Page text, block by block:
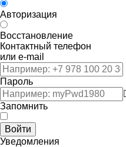
Авторизация
Восстановление
Контактный телефон
или e-mail
Пароль
Запомнить
Войти
Уведомления